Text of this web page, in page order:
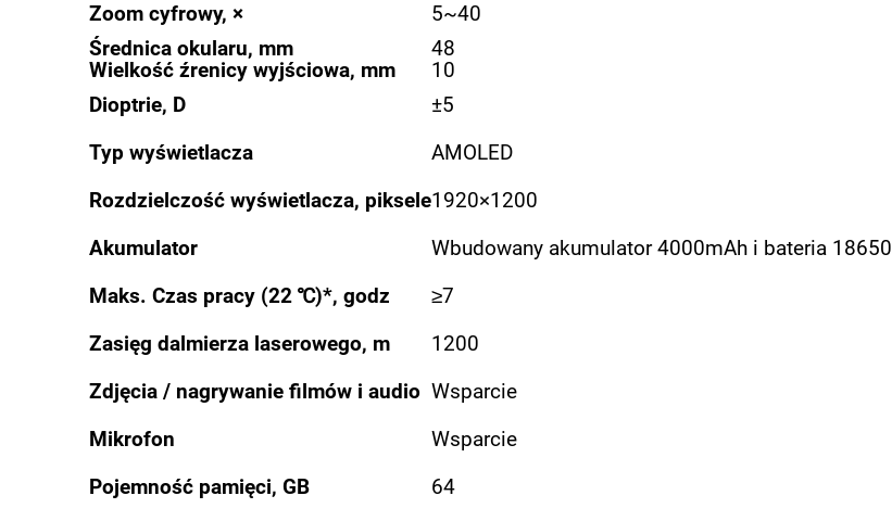
Zoom cyfrowy, ×
5~40
Średnica okularu, mm
48
Wielkość źrenicy wyjściowa, mm
10
Dioptrie, D
±5
Typ wyświetlacza
AMOLED
Rozdzielczość wyświetlacza, piksele1920×1200
Akumulator
Wbudowany akumulator 4000mAh i bateria 18650
Maks. Czas pracy (22 ℃)*, godz
≥7
Zasięg dalmierza laserowego, m
1200
Zdjęcia / nagrywanie filmów i audio Wsparcie
Mikrofon
Wsparcie
Pojemność pamięci, GB
64